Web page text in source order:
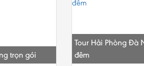
trọn gói
Tour Hải Phòng Đà
đêm